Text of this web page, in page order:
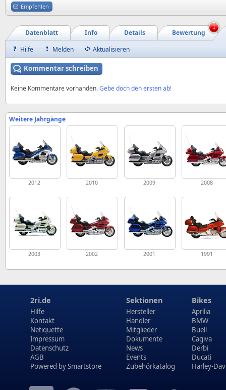
Empfehlen
Bewertung
Details
Info
Datenblatt
1
Hilfe Melden Aktualisieren
Kommentar schreiben
Keine Kommentare vorhanden.Gebe doch den ersten ab!
Weitere Jahrgänge
2012 2010 2009 2008
2003 2002 2001 1991
2ri.de
Hilfe
Kontakt
Netiquette
Impressum
Datenschutz
AGB
Powered bySmartstore
Sektionen
Hersteller
Händler
Mitglieder
Dokumente
News
Events
Zubehörkatalog
Bikes
Aprilia
BMW
Buell
Cagiva
Derbi
Ducati
Harley-